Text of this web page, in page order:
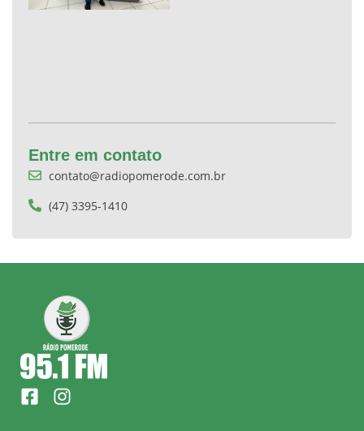
Entre em contato
contato@radiopomerode.com.br
(47) 3395-1410
F
a
I
n